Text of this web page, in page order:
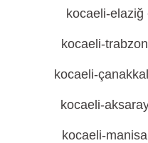
kocaeli-
kocaeli-
kocaeli-
kocaeli-
kocaeli-